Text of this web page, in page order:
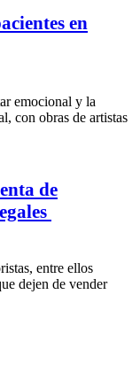
en
emocional y la
con obras de artistas
de
entre ellos
dejen de vender